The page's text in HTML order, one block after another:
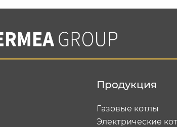
Продукция
Газовые котлы
Электрические